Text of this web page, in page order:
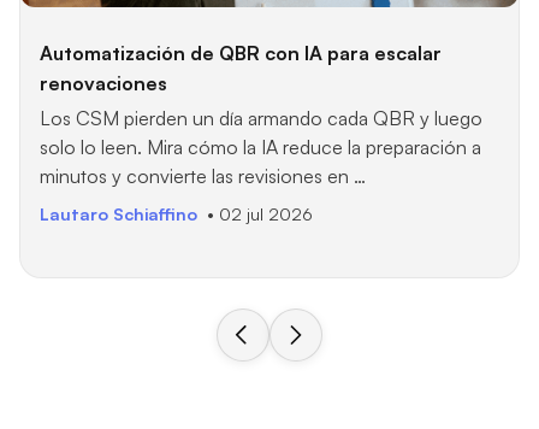
Automatización de QBR con IA para escalar
renovaciones
Los CSM pierden un día armando cada QBR y luego
solo lo leen. Mira cómo la IA reduce la preparación a
minutos y convierte las revisiones en …
Lautaro Schiaffino • 02 jul 2026